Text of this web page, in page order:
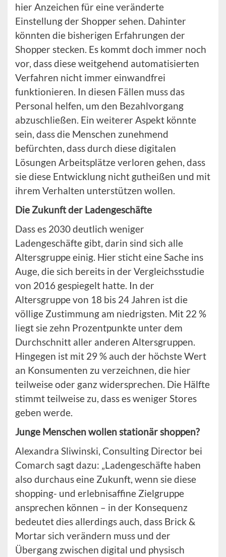
hier Anzeichen für eine veränderte
Einstellung der Shopper sehen. Dahinter
könnten die bisherigen Erfahrungen der
Shopper stecken. Es kommt doch immer noch
vor, dass diese weitgehend automatisierten
Verfahren nicht immer einwandfrei
funktionieren. In diesen Fällen muss das
Personal helfen, um den Bezahlvorgang
abzuschließen. Ein weiterer Aspekt könnte
sein, dass die Menschen zunehmend
befürchten, dass durch diese digitalen
Lösungen Arbeitsplätze verloren gehen, dass
sie diese Entwicklung nicht gutheißen und mit
ihrem Verhalten unterstützen wollen.
Die Zukunft der Ladengeschäfte
Dass es 2030 deutlich weniger
Ladengeschäfte gibt, darin sind sich alle
Altersgruppe einig. Hier sticht eine Sache ins
Auge, die sich bereits in der Vergleichsstudie
von 2016 gespiegelt hatte. In der
Altersgruppe von 18 bis 24 Jahren ist die
völlige Zustimmung am niedrigsten. Mit 22 %
liegt sie zehn Prozentpunkte unter dem
Durchschnitt aller anderen Altersgruppen.
Hingegen ist mit 29 % auch der höchste Wert
an Konsumenten zu verzeichnen, die hier
teilweise oder ganz widersprechen. Die Hälfte
stimmt teilweise zu, dass es weniger Stores
geben werde.
Junge Menschen wollen stationär shoppen?
Alexandra Sliwinski, Consulting Director bei
Comarch sagt dazu: „Ladengeschäfte haben
also durchaus eine Zukunft, wenn sie diese
shopping- und erlebnisaffine Zielgruppe
ansprechen können – in der Konsequenz
bedeutet dies allerdings auch, dass Brick &
Mortar sich verändern muss und der
Übergang zwischen digital und physisch